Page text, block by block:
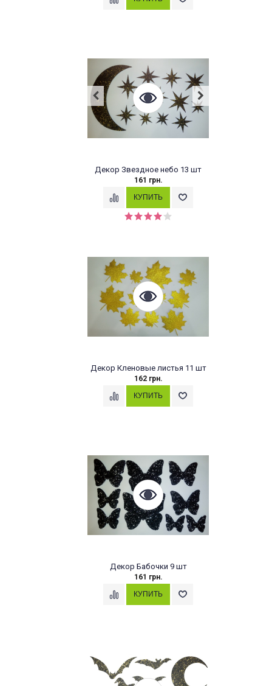
Декор Звездное небо 13 шт
161 грн.
Декор Кленовые листья 11 шт
162 грн.
Декор Бабочки 9 шт
161 грн.